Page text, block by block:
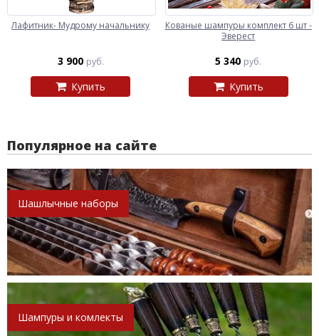
Лафитник- Мудрому начальнику
3 900 руб.
Купить
Кованые шампуры комплект 6 шт -
Эверест
5 340 руб.
Купить
Популярное на сайте
Шашлычные наборы
Шампуры и комлекты